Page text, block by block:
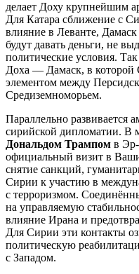
делает Доху крупнейшим
Для Катара сближение с
влияние в Леванте,
будут давать деньги, не
политические условия.
Доха — Дамаск, в которой
элементом между
Средиземноморьем.
Параллельно развивается
сирийской дипломатии. В
Дональдом Трампом в Эр-
официальный визит в
снятие санкций,
Сирии к участию в
с терроризмом.
на управляемую
влияние Ирана и
Для Сирии эти контакты
политическую
с Западом.